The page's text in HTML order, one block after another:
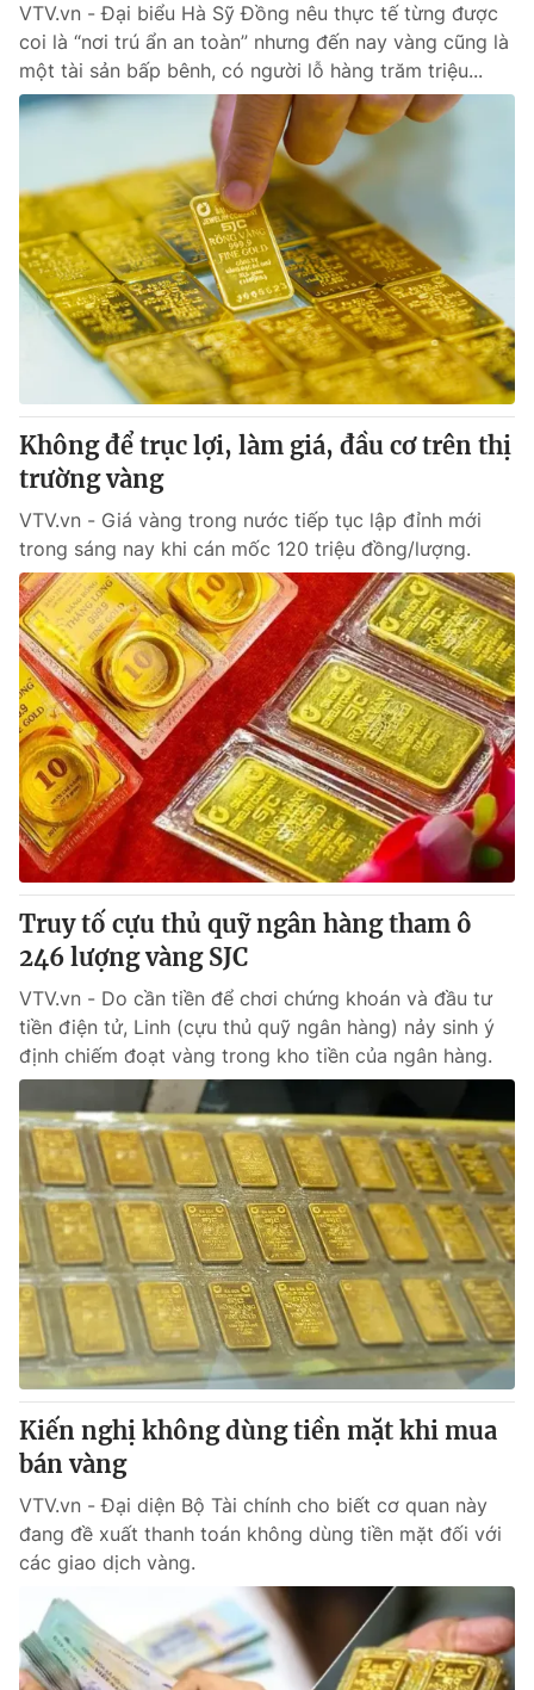
VTV.vn - Đại biểu Hà Sỹ Đồng nêu thực tế từng được
coi là “nơi trú ẩn an toàn” nhưng đến nay vàng cũng là
một tài sản bấp bênh, có người lỗ hàng trăm triệu...
Không để trục lợi, làm giá, đầu cơ trên thị
trường vàng
VTV.vn - Giá vàng trong nước tiếp tục lập đỉnh mới
trong sáng nay khi cán mốc 120 triệu đồng/lượng.
Truy tố cựu thủ quỹ ngân hàng tham ô
246 lượng vàng SJC
VTV.vn - Do cần tiền để chơi chứng khoán và đầu tư
tiền điện tử, Linh (cựu thủ quỹ ngân hàng) nảy sinh ý
định chiếm đoạt vàng trong kho tiền của ngân hàng.
Kiến nghị không dùng tiền mặt khi mua
bán vàng
VTV.vn - Đại diện Bộ Tài chính cho biết cơ quan này
đang đề xuất thanh toán không dùng tiền mặt đối với
các giao dịch vàng.